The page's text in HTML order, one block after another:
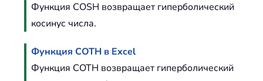
Функция COSH возвращает гиперболический
косинус числа.
Функция COTH в Excel
Функция COTH возвращает гиперболический